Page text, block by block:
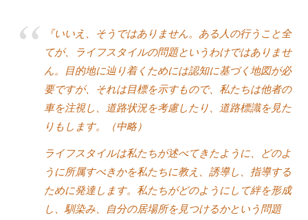
『いいえ、そうではありません。ある人の行うこと全
てが、ライフスタイルの問題というわけではありませ
ん。目的地に辿り着くためには認知に基づく地図が必
要ですが、それは目標を示すもので、私たちは他者の
車を注視し、道路状況を考慮したり、道路標識を見た
りもします。（中略）
ライフスタイルは私たちが述べてきたように、どのよ
うに所属すべきかを私たちに教え、誘導し、指導する
ために発達します。私たちがどのようにして絆を形成
し、馴染み、自分の居場所を見つけるかという問題